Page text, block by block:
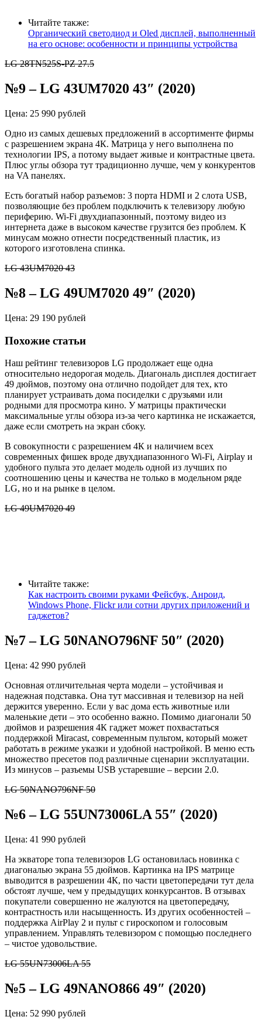
Читайте также:
Органический светодиод и Oled дисплей, выполненный
на его основе: особенности и принципы устройства
LG 28TN525S-PZ 27.5
№9–LG 43UM7020 43″ (2020)
Цена: 25 990 рублей
Одно из самых дешевых предложений в ассортименте фирмы
с разрешением экрана 4К. Матрица у него выполнена по
технологии IPS, а потому выдает живые и контрастные цвета.
Плюс углы обзора тут традиционно лучше, чем у конкурентов
на VA панелях.
Есть богатый набор разъемов: 3 порта HDMI и 2 слота USB,
позволяющие без проблем подключить к телевизору любую
периферию. Wi-Fi двухдиапазонный, поэтому видео из
интернета даже в высоком качестве грузится без проблем. К
минусам можно отнести посредственный пластик, из
которого изготовлена спинка.
LG 43UM7020 43
№8–LG 49UM7020 49″ (2020)
Цена: 29 190 рублей
Похожие статьи
Наш рейтинг телевизоров LG продолжает еще одна
относительно недорогая модель. Диагональ дисплея достигает
49 дюймов, поэтому она отлично подойдет для тех, кто
планирует устраивать дома посиделки с друзьями или
родными для просмотра кино. У матрицы практически
максимальные углы обзора из-за чего картинка не искажается,
даже если смотреть на экран сбоку.
В совокупности с разрешением 4К и наличием всех
современных фишек вроде двухдиапазонного Wi-Fi, Airplay и
удобного пульта это делает модель одной из лучших по
соотношению цены и качества не только в модельном ряде
LG, но и на рынке в целом.
LG 49UM7020 49
Читайте также:
Как настроить своими руками Фейсбук, Анроид,
Windows Phone, Flickr или сотни других приложений и
гаджетов?
№7–LG 50NANO796NF 50″ (2020)
Цена: 42 990 рублей
Основная отличительная черта модели – устойчивая и
надежная подставка. Она тут массивная и телевизор на ней
держится уверенно. Если у вас дома есть животные или
маленькие дети – это особенно важно. Помимо диагонали 50
дюймов и разрешения 4К гаджет может похвастаться
поддержкой Miracast, современным пультом, который может
работать в режиме указки и удобной настройкой. В меню есть
множество пресетов под различные сценарии эксплуатации.
Из минусов – разъемы USB устаревшие – версии 2.0.
LG 50NANO796NF 50
№6– LG 55UN73006LA 55″ (2020)
Цена: 41 990 рублей
На экваторе топа телевизоров LG остановилась новинка с
диагональю экрана 55 дюймов. Картинка на IPS матрице
выводится в разрешении 4К, по части цветопередачи тут дела
обстоят лучше, чем у предыдущих конкурсантов. В отзывах
покупатели совершенно не жалуются на цветопередачу,
контрастность или насыщенность. Из других особенностей –
поддержка AirPlay 2 и пульт с гироскопом и голосовым
управлением. Управлять телевизором с помощью последнего
– чистое удовольствие.
LG 55UN73006LA 55
№5–LG 49NANO866 49″ (2020)
Цена: 52 990 рублей